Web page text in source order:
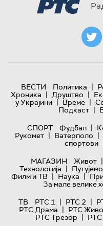
ВЕСТИ Политика |
Хроника | Друштво |
у Украјини | Време |
Подкаст |
СПОРТ
Фудбал |
Рукомет | Ватерполо |
спортови
МАГАЗИН
Живот |
Технологијa | Путујемо
Филм и ТВ | Наука |
За мале велике
ТВ
РТС 1 | РТС 2 |
РТС Драма | РТС
РТС Трезор | РТС